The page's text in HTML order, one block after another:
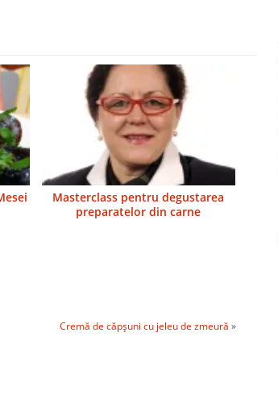
Masterclass pentru degustarea
preparatelor din carne
Cremă de căpşuni cu jeleu de zmeură »